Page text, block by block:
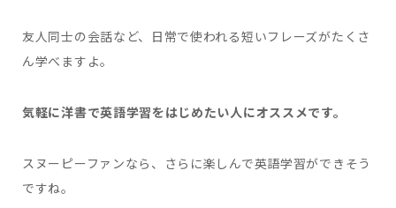
友人同士の会話など、日常で使われる短いフレーズがたくさ
ん学べますよ。
気軽に洋書で英語学習をはじめたい人にオススメです。
スヌーピーファンなら、さらに楽しんで英語学習ができそう
ですね。